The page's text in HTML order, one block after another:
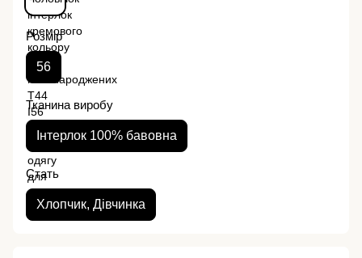
Розмір
56
Тканина виробу
Інтерлок 100% бавовна
Стать
Хлопчик, Дівчинка